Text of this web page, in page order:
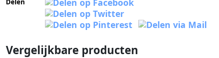
Delen
Vergelijkbare producten